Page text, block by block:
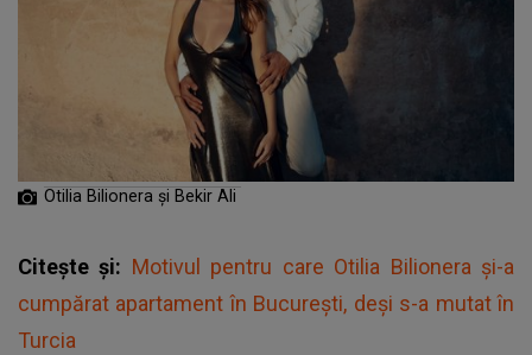
Otilia Bilionera și Bekir Ali
Citește și: Motivul pentru care Otilia Bilionera și-a
cumpărat apartament în București, deși s-a mutat în
Turcia